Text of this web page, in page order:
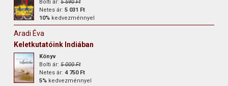
Bolti ár:5 590 Ft
Netes ár:5 031 Ft
10% kedvezménnyel
Aradi Éva
Keletkutatóink Indiában
Könyv
Bolti ár:5 000 Ft
Netes ár:4 750 Ft
5% kedvezménnyel